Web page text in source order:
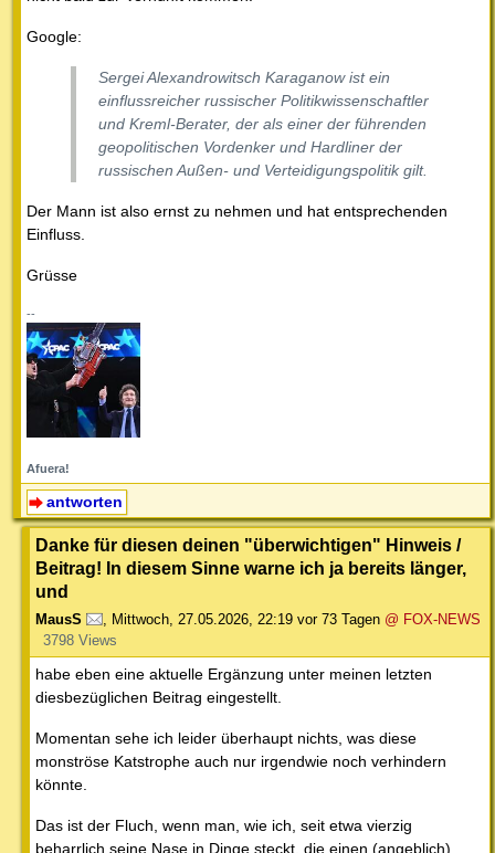
Google:
Sergei Alexandrowitsch Karaganow ist ein
einflussreicher russischer Politikwissenschaftler
und Kreml-Berater, der als einer der führenden
geopolitischen Vordenker und Hardliner der
russischen Außen- und Verteidigungspolitik gilt.
Der Mann ist also ernst zu nehmen und hat entsprechenden
Einfluss.
Grüsse
--
Afuera!
antworten
Danke für diesen deinen "überwichtigen" Hinweis /
Beitrag! In diesem Sinne warne ich ja bereits länger,
und
MausS , Mittwoch, 27.05.2026, 22:19 vor 73 Tagen @ FOX-NEWS
3798 Views
habe eben eine aktuelle Ergänzung unter meinen letzten
diesbezüglichen Beitrag eingestellt.
Momentan sehe ich leider überhaupt nichts, was diese
monströse Katstrophe auch nur irgendwie noch verhindern
könnte.
Das ist der Fluch, wenn man, wie ich, seit etwa vierzig
beharrlich seine Nase in Dinge steckt, die einen (angeblich)